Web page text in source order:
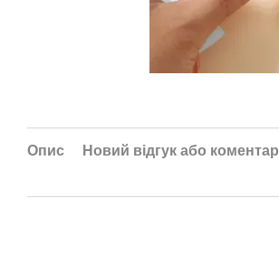
Опис Новий відгук або коментар